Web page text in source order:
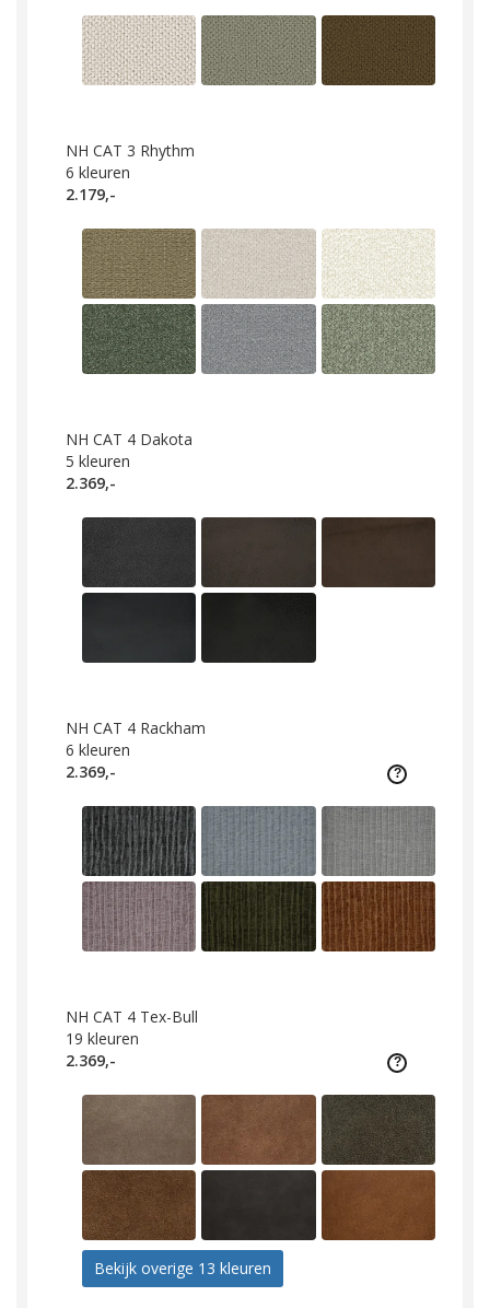
NH CAT 3 Rhythm
6 kleuren
2.179,-
NH CAT 4 Dakota
5 kleuren
2.369,-
NH CAT 4 Rackham
6 kleuren
2.369,-
NH CAT 4 Tex-Bull
19 kleuren
2.369,-
Bekijk overige 13 kleuren